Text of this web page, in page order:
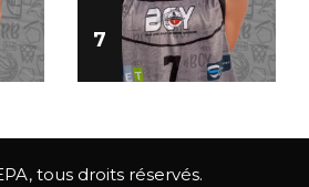
7
tous droits réservés.